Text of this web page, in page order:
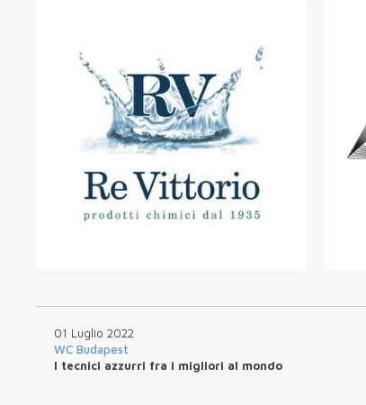
01 Luglio 2022
WC Budapest
I tecnici azzurri fra i migliori al mondo